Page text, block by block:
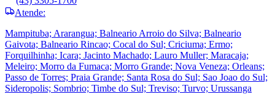
Atende:
Mampituba; Ararangua; Balneario Arroio do Silva; Balneario
Gaivota; Balneario Rincao; Cocal do Sul; Criciuma; Ermo;
Forquilhinha; Icara; Jacinto Machado; Lauro Muller; Maracaja;
Meleiro; Morro da Fumaca; Morro Grande; Nova Veneza; Orleans;
Passo de Torres; Praia Grande; Santa Rosa do Sul; Sao Joao do Sul;
Sideropolis; Sombrio; Timbe do Sul; Treviso; Turvo; Urussanga